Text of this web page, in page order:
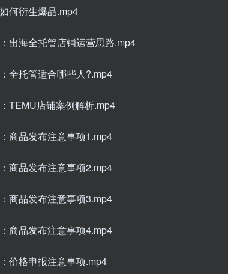
何衍生爆品.mp4
出海全托管店铺运营思路.mp4
全托管适合哪些人?.mp4
TEMU店铺案例解析.mp4
商品发布注意事项1.mp4
商品发布注意事项2.mp4
商品发布注意事项3.mp4
商品发布注意事项4.mp4
价格申报注意事项.mp4